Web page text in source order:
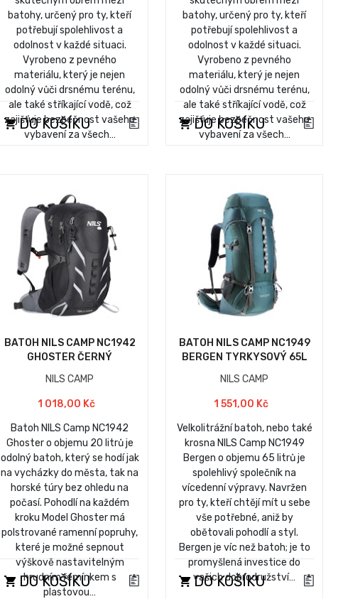
batohy, určený pro ty, kteří
potřebují spolehlivost a
odolnost v každé situaci.
Vyrobeno z pevného
materiálu, který je nejen
odolný vůči drsnému terénu,
ale také stříkající vodě, což
zajišťuje bezpečnost vašeho
vybavení za všech…
DO KOŠÍKU
batohy, určený pro ty, kteří
potřebují spolehlivost a
odolnost v každé situaci.
Vyrobeno z pevného
materiálu, který je nejen
odolný vůči drsnému terénu,
ale také stříkající vodě, což
zajišťuje bezpečnost vašeho
vybavení za všech…
DO KOŠÍKU
BATOH NILS CAMP NC1942
GHOSTER ČERNÝ
NILS CAMP
1 018,00 Kč
Batoh NILS Camp NC1942
Ghoster o objemu 20 litrů je
odolný batoh, který se hodí jak
na vycházky do města, tak na
horské túry bez ohledu na
počasí. Pohodlí na každém
kroku Model Ghoster má
polstrované ramenní popruhy,
které je možné sepnout
výškově nastavitelným
hrudním řemínkem s
plastovou…
DO KOŠÍKU
BATOH NILS CAMP NC1949
BERGEN TYRKYSOVÝ 65L
NILS CAMP
1 551,00 Kč
Velkolitrážní batoh, nebo také
krosna NILS Camp NC1949
Bergen o objemu 65 litrů je
spolehlivý společník na
vícedenní výpravy. Navržen
pro ty, kteří chtějí mít u sebe
vše potřebné, aniž by
obětovali pohodlí a styl.
Bergen je víc než batoh; je to
promyšlená investice do
vašich dobrodružství…
DO KOŠÍKU